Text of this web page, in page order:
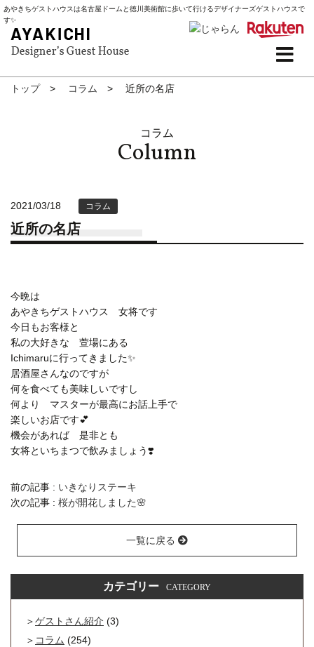
あやきちゲストハウスは名古屋ドームと徳川美術館に歩いて行けるデザイナーズゲストハウスで
す✨
トップ コラム 近所の名店
コラム
2021/03/18 コラム
近所の名店
今晩は
あやきちゲストハウス 女将です
今日もお客様と
私の大好きな 萱場にある
Ichimaruに行ってきました✨
居酒屋さんなのですが
何を食べても美味しいですし
何より マスターが最高にお話上手で
楽しいお店です💕
機会があれば 是非とも
女将といちまつで飲みましょう❣️
前の記事 : いきなりステーキ
次の記事 : 桜が開花しました🌸
一覧に戻る
カテゴリー CATEGORY
ゲストさん紹介 (3)
コラム (254)